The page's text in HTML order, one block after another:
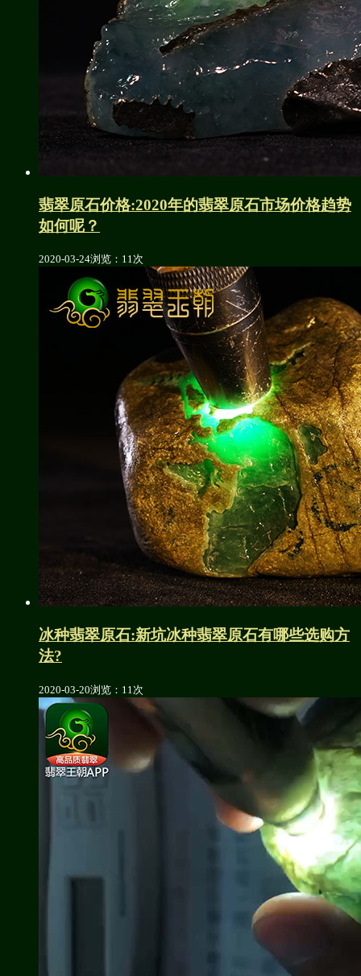
翡翠原石价格:2020年的翡翠原石市场价格趋势
如何呢？
2020-03-24浏览：11次
冰种翡翠原石:新坑冰种翡翠原石有哪些选购方
法?
2020-03-20浏览：11次